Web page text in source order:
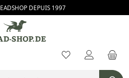
DEPUIS 1997
Vous avez 0